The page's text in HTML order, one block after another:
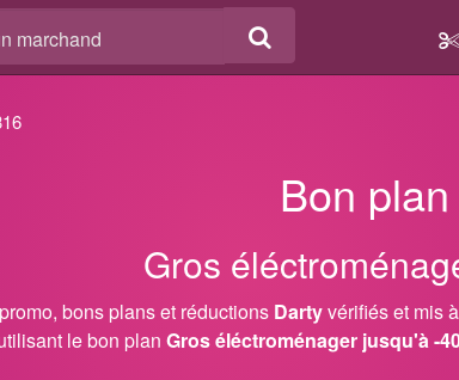
Bon
Gros
bons plans et réductions Dartyvérifiés et mis
le bon plan Gros éléctroménager jusqu'à -